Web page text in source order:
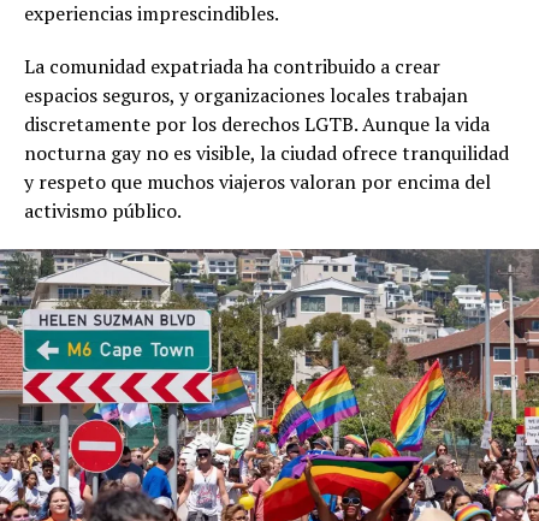
experiencias imprescindibles.
La comunidad expatriada ha contribuido a crear
espacios seguros, y organizaciones locales trabajan
discretamente por los derechos LGTB. Aunque la vida
nocturna gay no es visible, la ciudad ofrece tranquilidad
y respeto que muchos viajeros valoran por encima del
activismo público.